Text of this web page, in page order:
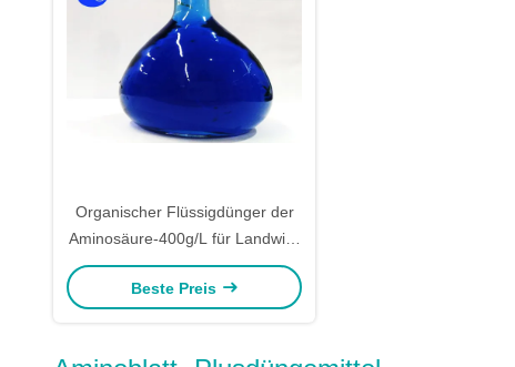
Organischer Flüssigdünger der
Aminosäure-400g/L für Landwirt-
Mischmaschinen Formulators
Beste Preis